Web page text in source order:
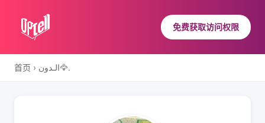
免费获取访问权限
首页 › الـدون🦅.